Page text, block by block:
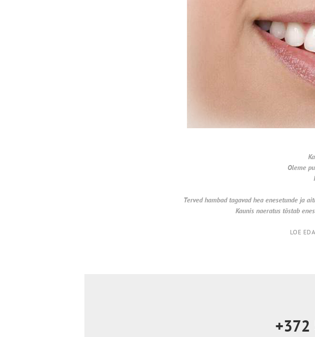
Oleme
Terved hambad tagavad hea enesetunde ja
Kaunis naeratus tõstab
LOE